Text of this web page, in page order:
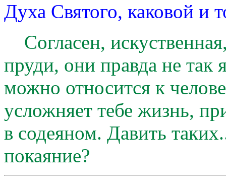
Духа Святого, каковой и
Согласен,
пруди, они правда не
можно относится к
усложняет тебе жизнь,
в содеяном. Давить
покаяние?